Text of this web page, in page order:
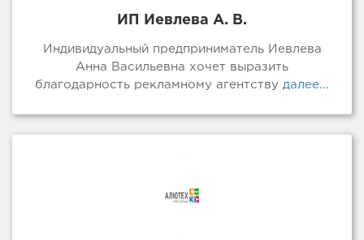
ИП Иевлева А. В.
Индивидуальный предприниматель Иевлева
Анна Васильевна хочет выразить
благодарность рекламному агентству далее...